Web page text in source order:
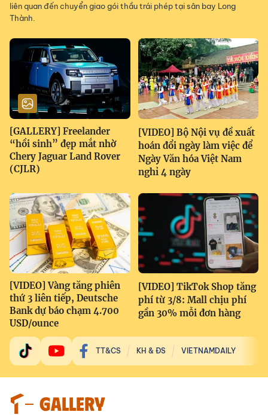
liên quan đến chuyển giao gói thầu trái phép tại sân bay Long
Thành.
[GALLERY] Freelander
“hồi sinh” đẹp mắt nhờ
Chery Jaguar Land Rover
(CJLR)
[VIDEO] Bộ Nội vụ đề xuất
hoán đổi ngày làm việc để
Ngày Văn hóa Việt Nam
nghỉ 4 ngày
[VIDEO] Vàng tăng phiên
thứ 3 liên tiếp, Deutsche
Bank dự báo chạm 4.700
USD/ounce
[VIDEO] TikTok Shop tăng
phí từ 3/8: Mall chịu phí
gần 30% mỗi đơn hàng
TT&CS KH & ĐS VIETNAMDAILY
GALLERY